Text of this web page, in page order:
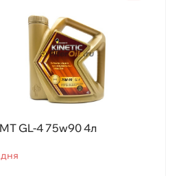
GL-4 75w90 4л